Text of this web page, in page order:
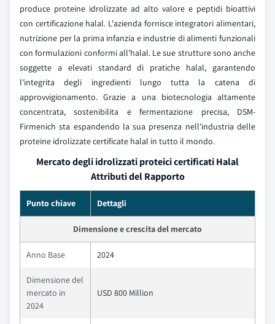
produce proteine idrolizzate ad alto valore e peptidi bioattivi
con certificazione halal. L'azienda fornisce integratori alimentari,
nutrizione per la prima infanzia e industrie di alimenti funzionali
con formulazioni conformi all'halal. Le sue strutture sono anche
soggette a elevati standard di pratiche halal, garantendo
l'integrita degli ingredienti lungo tutta la catena di
approvvigionamento. Grazie a una biotecnologia altamente
concentrata, sostenibilita e fermentazione precisa, DSM-
Firmenich sta espandendo la sua presenza nell'industria delle
proteine idrolizzate certificate halal in tutto il mondo.
Mercato degli idrolizzati proteici certificati Halal
Attributi del Rapporto
Punto chiave Dettagli
Dimensione e crescita del mercato
Anno Base 2024
Dimensione del
mercato in
2024
USD 800 Million